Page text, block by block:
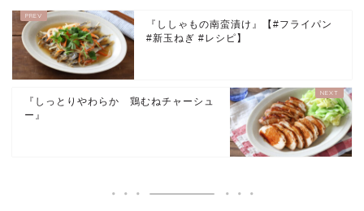
『ししゃもの南蛮漬け』【#フライパン
#新玉ねぎ #レシピ】
『しっとりやわらか 鶏むねチャーシュ
ー』